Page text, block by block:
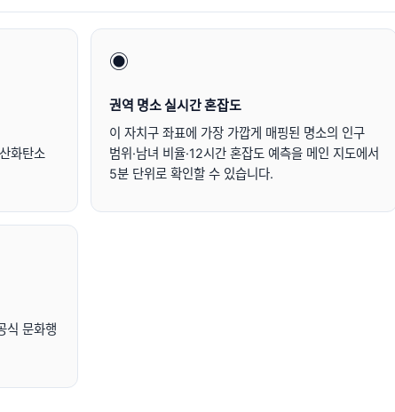
화탄소
◉
권역 명소 실시간 혼잡도
이 자치구 좌표에 가장 가깝게 매핑된 명소의 인구
범위·남녀 비율·12시간 혼잡도 예측을 메인 지도에서
5분 단위로 확인할 수 있습니다.
식 문화행